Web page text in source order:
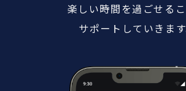
楽しい時間を過ごせる
サポートしていきます